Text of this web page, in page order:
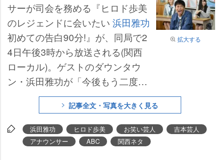
拡大する
サーが司会を務める『ヒロド歩美
のレジェンドに会いたい 浜田雅功
初めての告白90分!』が、同局で2
4日午後3時から放送される(関西
ローカル)。ゲストのダウンタウ
ン・浜田雅功が「今後もう二度と
ない」というほど自身の過去を明
かし、当初の60分→90分枠となる
ことが決まった。
記事全文・写真を大きく見る
浜田雅功 ヒロド歩美 お笑い芸人
吉本芸人
アナウンサー
ABC 関西ネタ